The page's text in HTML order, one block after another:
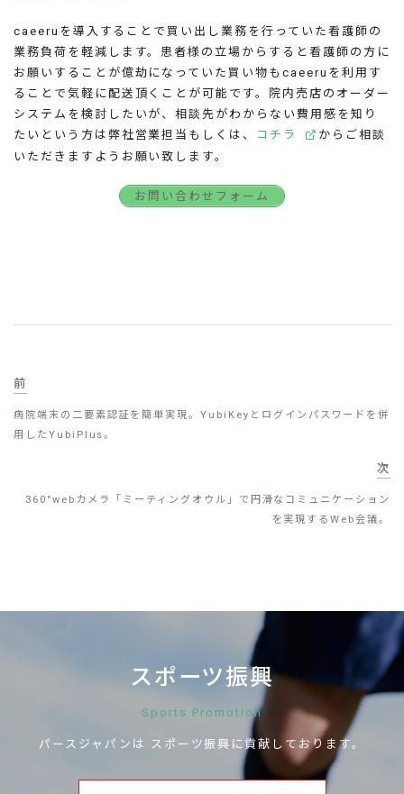
caeeruを導入することで買い出し業務を行っていた看護師の
業務負荷を軽減します。患者様の立場からすると看護師の方に
お願いすることが億劫になっていた買い物もcaeeruを利用す
ることで気軽に配送頂くことが可能です。院内売店のオーダー
システムを検討したいが、相談先がわからない費用感を知り
たいという方は弊社営業担当もしくは、 コチラ
からご相談
いただきますようお願い致します。
お問い合わせフォーム
前
病院端末の二要素認証を簡単実現。YubiKeyとログインパスワードを併
用したYubiPlus。
次
360°webカメラ「ミーティングオウル」で円滑なコミュニケーション
を実現するWeb会議。
スポーツ振興
Sports Promotion
パースジャパンは スポーツ振興に貢献しております。